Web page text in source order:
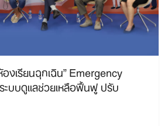
งเรียนฉุกเฉิน” Emergency
ะบบดูแลช่วยเหลือฟื้นฟู ปรับ